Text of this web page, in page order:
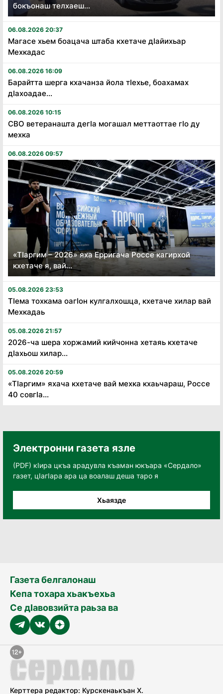
бокъонаш телхаеш...
06.08.2026 20:37
Магасе хьем боацача штаба кхетаче дӏайихьар
Мехкадас
06.08.2026 16:09
Барайтта шерга кхачанза йола тӏехье, боахамах
дӏахоадае...
06.08.2026 10:15
СВО ветеранашта дегӏа могашал меттаоттае гӏо ду
мехка
06.08.2026 09:57
«Тӏаргим – 2026» яха Ерригача Россе кагирхой
кхетаче я, вай...
05.08.2026 23:53
Тӏема тохкама оагӏон кулгалхошца, кхетаче хилар вай
Мехкадаь
05.08.2026 21:57
2026-ча шера хоржамий кийчонна хетаяь кхетаче
дӏахьош хилар...
05.08.2026 20:59
«Тӏаргим» яхача кхетаче вай мехка кхаьчараш, Россе
40 совгӏа...
Электронни газета язле
(PDF) кӀира цкъа арадувла къаман юкъара «Сердало»
газет, цӀагӀара ара ца воалаш деша таро я
Хьаязде
Газета белгалонаш
Кепа тохара хьакъехьа
Се дӀавовзийта раьза ва
Керттера редактор: Курскенаькъан Х.